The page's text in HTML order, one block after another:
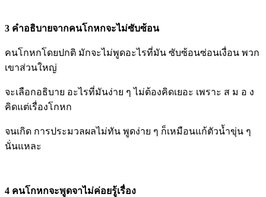
3 คำอธิบายจากคนโกหกจะไม่ซับซ้อน
คนโกหกโดยปกติ มักจะไม่พูดอะไรที่มัน ซับซ้อนซ่อนเงื่อน พวก
เขาส่วนใหญ่
จะเลือกอธิบาย อะไรที่มันง่าย ๆ ไม่ต้องคิดเยอะ เพราะ ส ม อ ง
คิดแต่เรื่องโกหก
จนเกิด การประมวลผลไม่ทัน พูดง่าย ๆ ก็เหมือนแก้ตัวน้ำขุ่น ๆ
นั่นแหละ
4 คนโกหกจะพูดจาไม่ค่อยรู้เรื่อง